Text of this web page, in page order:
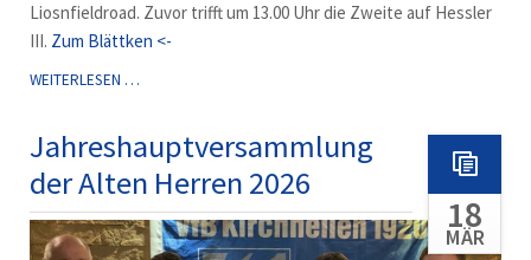
Liosnfieldroad. Zuvor trifft um 13.00 Uhr die Zweite auf Hessler
III. Zum Blättken <-
WEITERLESEN …NÄCHSTER
GEGEN
HÜLS
Jahreshauptversammlung
der Alten Herren 2026
18
MÄR